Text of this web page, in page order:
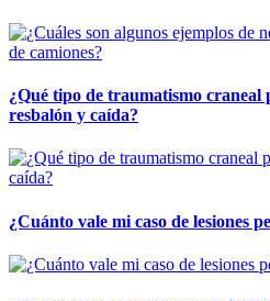
¿Qué tipo de traumatismo craneal
resbalón y caída?
¿Cuánto vale mi caso de lesiones